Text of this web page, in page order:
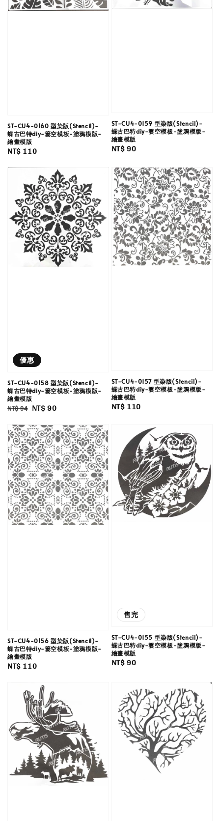
ST-CU4-0160 型染版(Stencil)-
蝶古巴特diy-簍空模板-塗鴉模版-
繪畫模版
Regular
NT$ 110
ST-CU4-0159 型染版(Stencil)-
蝶古巴特diy-簍空模板-塗鴉模版-
繪畫模版
Regular
NT$ 90
優惠
ST-CU4-0158 型染版(Stencil)-
蝶古巴特diy-簍空模板-塗鴉模版-
繪畫模版
Regular
NT$ 94 Sale
NT$ 90
ST-CU4-0157 型染版(Stencil)-
蝶古巴特diy-簍空模板-塗鴉模版-
繪畫模版
Regular
NT$ 110
ST-CU4-0156 型染版(Stencil)-
蝶古巴特diy-簍空模板-塗鴉模版-
繪畫模版
Regular
NT$ 110
售完
ST-CU4-0155 型染版(Stencil)-
蝶古巴特diy-簍空模板-塗鴉模版-
繪畫模版
Regular
NT$ 90